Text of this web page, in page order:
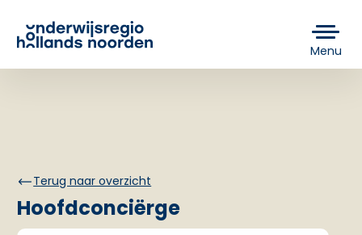
Menu
Terug naar overzicht
Hoofdconciërge